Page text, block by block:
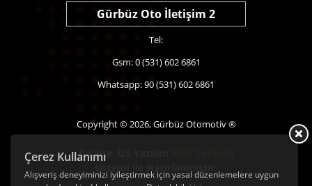
Çerez Kullanımı
Alışveriş deneyiminizi iyileştirmek için yasal düzenlemelere uygun
Gürbüz Oto İletişim 2
Tel:
Gsm: 0 (531) 602 6861
Whatsapp: 90 (531) 602 6861
Copyright © 2026, Gürbüz Otomotiv ®
Bu Site,